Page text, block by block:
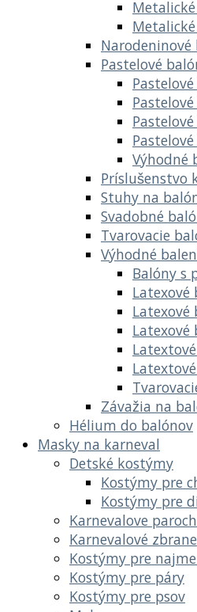
Narodeninové
Pastelové
Výhodné
Príslušenstvo
Stuhy na
Svadobné
Tvarovacie
Výhodné
Balóny s
Latexové
Latexové
Latexové
Závažia na
Hélium do balónov
Masky na karneval
Detské kostýmy
Kostýmy pre
Kostýmy pre
Karnevalove
Karnevalové zbrane
Kostýmy pre
Kostýmy pre páry
Kostýmy pre psov